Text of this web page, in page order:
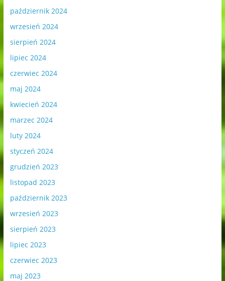
październik 2024
wrzesień 2024
sierpień 2024
lipiec 2024
czerwiec 2024
maj 2024
kwiecień 2024
marzec 2024
luty 2024
styczeń 2024
grudzień 2023
listopad 2023
październik 2023
wrzesień 2023
sierpień 2023
lipiec 2023
czerwiec 2023
maj 2023